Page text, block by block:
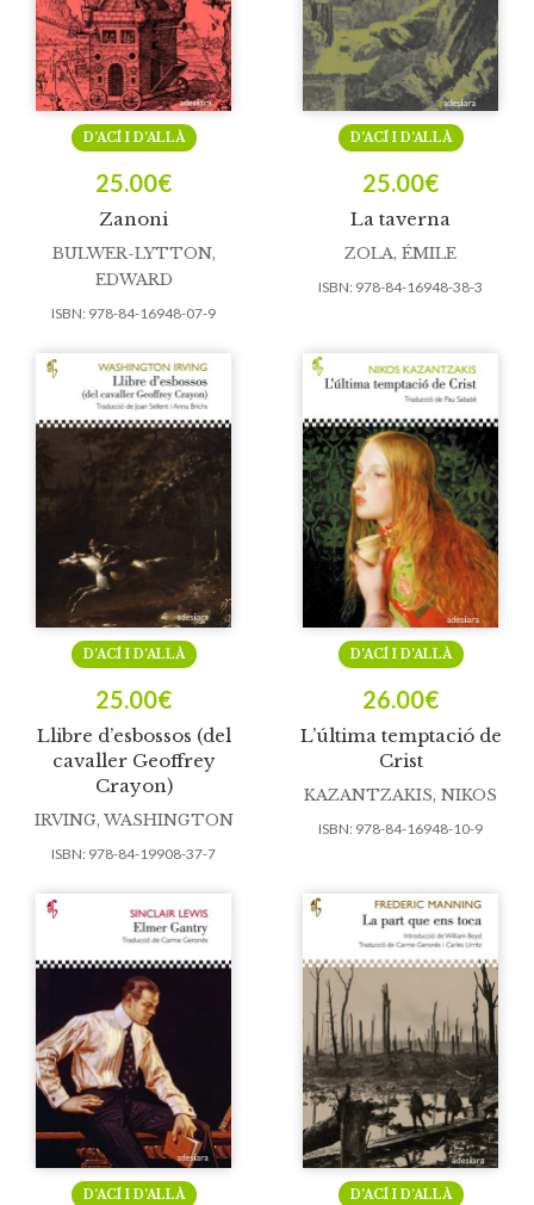
Zanoni
D’ACÍ I D’ALLÀ
25.00€
BULWER-LYTTON,
EDWARD
ISBN: 978-84-16948-07-9
La taverna
D’ACÍ I D’ALLÀ
25.00€
ZOLA, ÉMILE
ISBN: 978-84-16948-38-3
Llibre d’esbossos (del
cavaller Geoffrey
Crayon)
D’ACÍ I D’ALLÀ
25.00€
IRVING, WASHINGTON
ISBN: 978-84-19908-37-7
L’última temptació de
Crist
D’ACÍ I D’ALLÀ
26.00€
KAZANTZAKIS, NIKOS
ISBN: 978-84-16948-10-9
D’ACÍ I D’ALLÀ D’ACÍ I D’ALLÀ